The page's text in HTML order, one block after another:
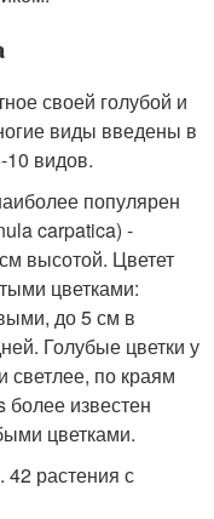
своей голубой и
виды введены в
10 видов.
популярен
carpatica) -
высотой. Цветет
цветками:
до 5 см в
Голубые цветки у
светлее, по краям
известен
цветками.